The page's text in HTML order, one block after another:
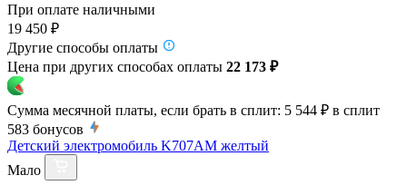
При оплате наличными
19 450 ₽
Другие способы оплаты
Цена при других способах оплаты 22 173 ₽
Сумма месячной платы, если брать в сплит: 5 544 ₽ в сплит
583 бонусов
Детский электромобиль K707AM желтый
Мало